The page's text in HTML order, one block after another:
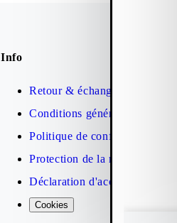
Info
Retour & échange
Conditions générales de vente
Politique de confidentialité
Protection de la marque
Déclaration d'accessibilité Web
Cookies